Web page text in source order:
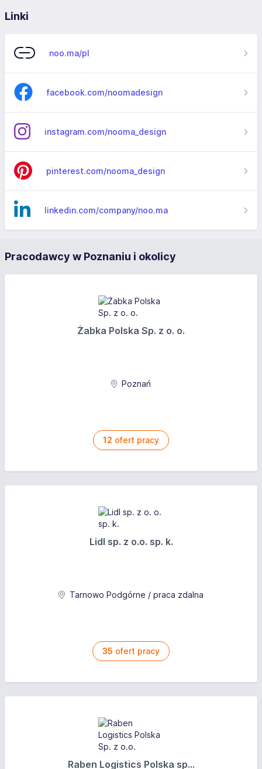
Linki
noo.ma/pl
facebook.com/noomadesign
instagram.com/nooma_design
pinterest.com/nooma_design
linkedin.com/company/noo.ma
Pracodawcy w Poznaniu i okolicy
Żabka Polska Sp. z o. o.
Poznań
12 ofert pracy
Lidl sp. z o.o. sp. k.
Tarnowo Podgórne / praca zdalna
35 ofert pracy
Raben Logistics Polska sp...